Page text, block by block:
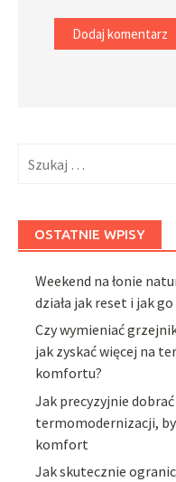
OSTATNIE WPISY
Weekend na łonie
działa jak reset i jak
Czy wymieniać
jak zyskać więcej na
komfortu?
Jak precyzyjnie
termomodernizacji,
komfort
Jak skutecznie